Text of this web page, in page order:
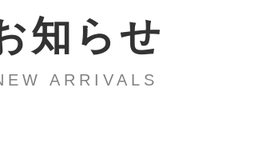
知らせ
ARRIVALS